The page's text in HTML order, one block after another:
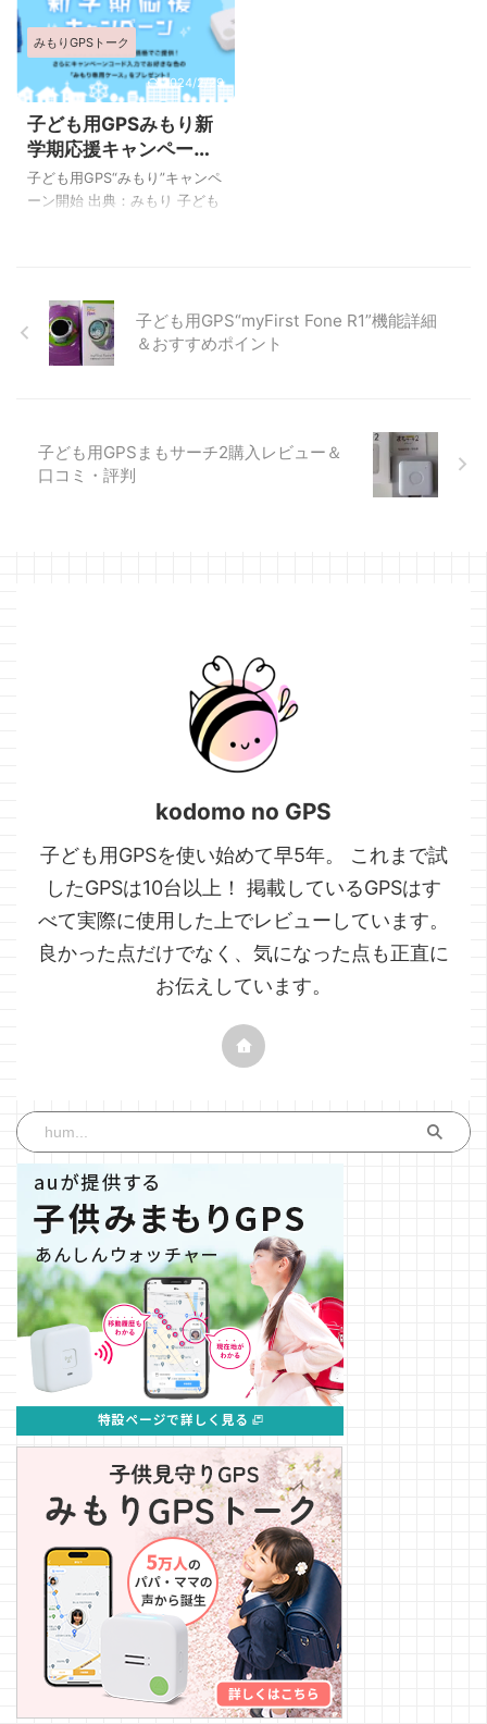
まりました。 子ども用GPSは
入学や進学の直前になると込
み合って間に合わないことが
あるので、余裕をもって申し
込みをすると安心です。 あん
しんウォッチャーキャンペー
ン期間 キャンペーン期間は以
下の通りです。 開始：2025年
4月1日 終了：2025年5月31日
みもりGPSトーク
2024/2/29
子ども用GPSみもり新
学期応援キャンペー
ン！本体2,000引き台
数限定2022年6月19日
子ども用GPS“みもり”キャンペ
ーン開始 出典：みもり 子ども
限定です。 その他みもりでは
新生活応援キャンペーンとし
て みもり専用ケースプレゼン
みもりの口コミ・レビューを
読んでみたい方はこちらから
子ども用GPS“myFirst Fone R1”機能詳細
＆おすすめポイント
子ども用GPSまもサーチ2購入レビュー＆
口コミ・評判
kodomo no GPS
子ども用GPSを使い始めて早5年。 これまで試
したGPSは10台以上！ 掲載しているGPSはす
べて実際に使用した上でレビューしています。
良かった点だけでなく、気になった点も正直に
お伝えしています。